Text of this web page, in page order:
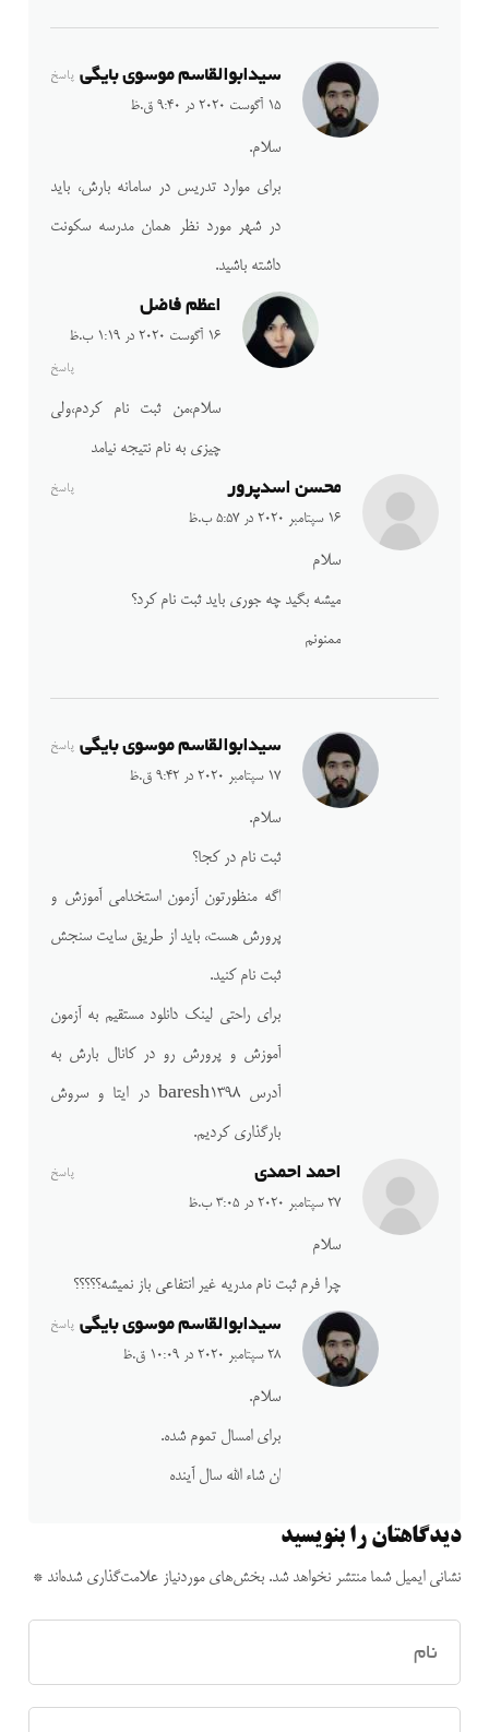
سیدابوالقاسم موسوی بایگی
15 آگوست 2020 در 9:40 ق.ظ
پاسخ
سلام.
برای موارد تدریس در سامانه بارش، باید
در شهر مورد نظر همان مدرسه سکونت
داشته باشید.
اعظم فاضل
16 آگوست 2020 در 1:19 ب.ظ
پاسخ
سلام،من ثبت نام کردم،ولی
چیزی به نام نتیجه نیامد
محسن اسدپرور
16 سپتامبر 2020 در 5:57 ب.ظ
پاسخ
سلام
میشه بگید چه جوری باید ثبت نام کرد؟
ممنونم
سیدابوالقاسم موسوی بایگی
17 سپتامبر 2020 در 9:42 ق.ظ
پاسخ
سلام.
ثبت نام در کجا؟
اگه منظورتون آزمون استخدامی آموزش و
پرورش هست، باید از طریق سایت سنجش
ثبت نام کنید.
برای راحتی لینک دانلود مستقیم به آزمون
آموزش و پرورش رو در کانال بارش به
آدرس baresh1398 در ایتا و سروش
بارگذاری کردیم.
احمد احمدی
27 سپتامبر 2020 در 3:05 ب.ظ
پاسخ
سلام
چرا فرم ثبت نام مدریه غیر انتفاعی باز نمیشه؟؟؟؟؟
سیدابوالقاسم موسوی بایگی
28 سپتامبر 2020 در 10:09 ق.ظ
پاسخ
سلام.
برای امسال تموم شده.
ان شاء الله سال آینده
دیدگاهتان را بنویسید
نشانی ایمیل شما منتشر نخواهد شد. بخش‌های موردنیاز علامت‌گذاری شده‌اند*